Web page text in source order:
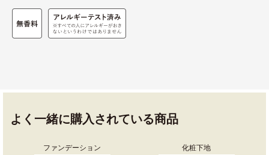
よく一緒に購入されている商品
ファンデーション 化粧下地